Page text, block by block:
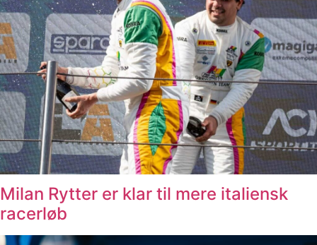
Milan Rytter er klar til mere italiensk
racerløb